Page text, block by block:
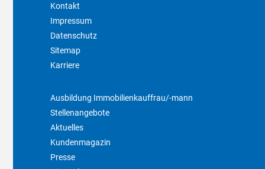
Kontakt
Impressum
Datenschutz
Sitemap
Karriere
Ausbildung Immobilienkauffrau/-mann
Stellenangebote
Aktuelles
Kundenmagazin
Presse